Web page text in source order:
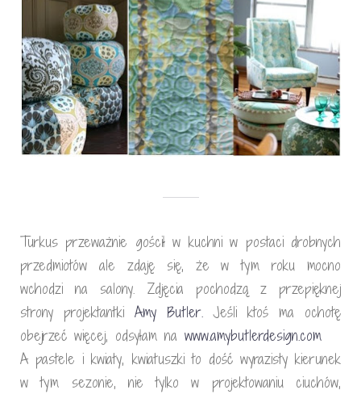
Turkus przeważnie gościł w kuchni w postaci drobnych
przedmiotów ale zdaję się, że w tym roku mocno
wchodzi na salony. Zdjęcia pochodzą z przepięknej
strony projektantki Amy Butler.Jeśli ktoś ma ochotę
obejrzeć więcej, odsyłam na www.amybutlerdesign.com
A pastele i kwiaty, kwiatuszki to dość wyrazisty kierunek
w tym sezonie, nie tylko w projektowaniu ciuchów,